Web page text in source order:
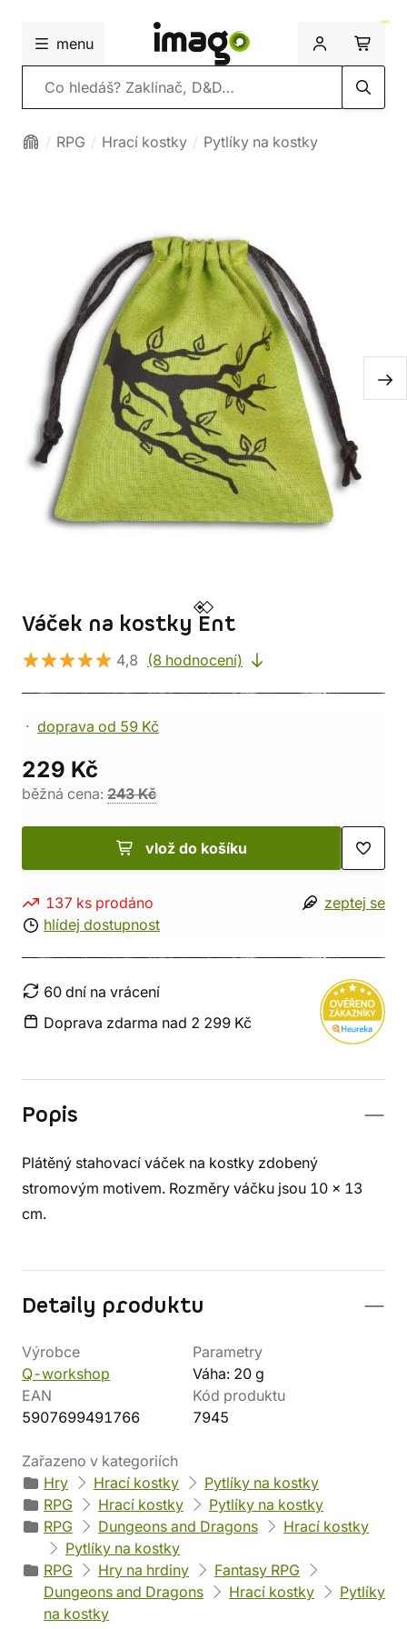
menu
Vyhledávání
RPG Hrací kostky Pytlíky na kostky
Váček na kostky Ent
4,8 (8 hodnocení)
doprava od 59 Kč
229 Kč
běžná cena: 243 Kč
vlož do košíku
137 ks prodáno
hlídej dostupnost
zeptej se
60 dní na vrácení
Doprava zdarma nad 2 299 Kč
Popis
Plátěný stahovací váček na kostky zdobený
stromovým motivem. Rozměry váčku jsou 10 x 13
cm.
Detaily produktu
Výrobce
Q-workshop
Parametry
Váha: 20 g
EAN
5907699491766
Kód produktu
7945
Zařazeno v kategoriích
Hry
Hrací kostky
Pytlíky na kostky
RPG
Hrací kostky
Pytlíky na kostky
RPG
Dungeons and Dragons
Hrací kostky
Pytlíky na kostky
RPG
Hry na hrdiny
Fantasy RPG
Dungeons and Dragons
Hrací kostky
Pytlíky
na kostky